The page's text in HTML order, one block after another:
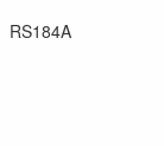
RS184A